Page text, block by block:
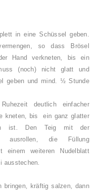
in eine Schüssel geben.
so dass Brösel
Hand verkneten, bis ein
(noch) nicht glatt und
geben und mind. ½Stunde
deutlich einfacher
kneten, bis ein ganz glatter
ist. Den Teig mit der
ausrollen, die Füllung
einem weiteren Nudelblatt
ausstechen.
bringen, kräftig salzen, dann